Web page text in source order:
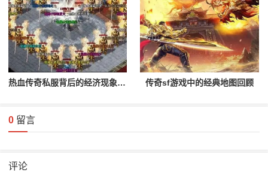
热血传奇私服背后的经济现象分析 传奇sf游戏中的经典地图回顾
0 留言
评论